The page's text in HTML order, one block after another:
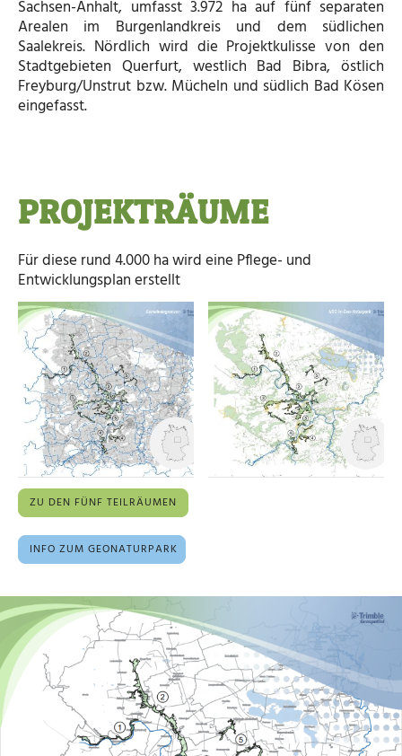
Sachsen-Anhalt, umfasst 3.972 ha auf fünf separaten
Arealen im Burgenlandkreis und dem südlichen
Saalekreis. Nördlich wird die Projektkulisse von den
Stadtgebieten Querfurt, westlich Bad Bibra, östlich
Freyburg/Unstrut bzw. Mücheln und südlich Bad Kösen
eingefasst.
PROJEKTRÄUME
Für diese rund 4.000 ha wird eine Pflege- und
Entwicklungsplan erstellt
ZU DEN FÜNF TEILRÄUMEN
INFO ZUM GEONATURPARK